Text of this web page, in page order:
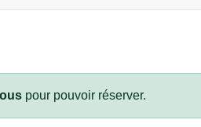
pour pouvoir réserver.